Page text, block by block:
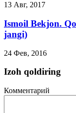
13 Авг, 2017
Ismoil Bekjon.
jangi)
24 Фев, 2016
Izoh qoldiring
Комментарий